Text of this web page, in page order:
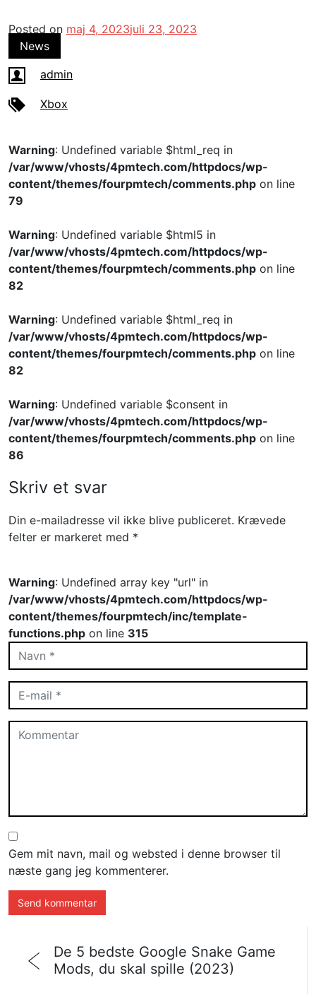
Posted on maj 4, 2023juli 23, 2023
News
admin
Xbox
Warning: Undefined variable $html_req in
/var/www/vhosts/4pmtech.com/httpdocs/wp-
content/themes/fourpmtech/comments.php on line
79
Warning: Undefined variable $html5 in
/var/www/vhosts/4pmtech.com/httpdocs/wp-
content/themes/fourpmtech/comments.php on line
82
Warning: Undefined variable $html_req in
/var/www/vhosts/4pmtech.com/httpdocs/wp-
content/themes/fourpmtech/comments.php on line
82
Warning: Undefined variable $consent in
/var/www/vhosts/4pmtech.com/httpdocs/wp-
content/themes/fourpmtech/comments.php on line
86
Skriv et svar
Din e-mailadresse vil ikke blive publiceret. Krævede
felter er markeret med *
Warning: Undefined array key "url" in
/var/www/vhosts/4pmtech.com/httpdocs/wp-
content/themes/fourpmtech/inc/template-
functions.php on line 315
Gem mit navn, mail og websted i denne browser til
næste gang jeg kommenterer.
De 5 bedste Google Snake Game
Mods, du skal spille (2023)